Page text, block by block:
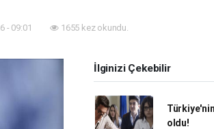
- 09:01 1655 kez okundu.
İlginizi Çekebilir
oldu!